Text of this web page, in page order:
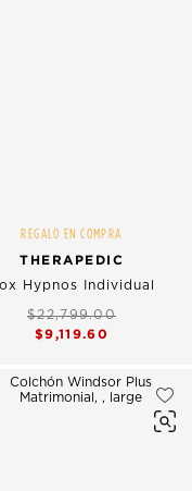
REGALO EN COMPRA
THERAPEDIC
Hypnos Individual
$22,799.00
$9,119.60